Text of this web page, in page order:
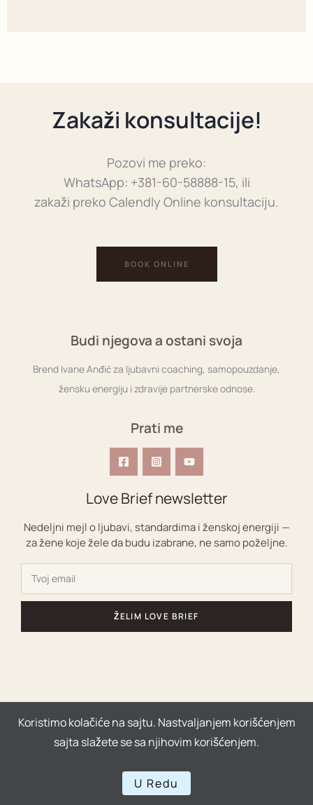
Zakaži konsultacije!
Pozovi me preko:
WhatsApp: +381-60-58888-15, ili
zakaži preko Calendly Online konsultaciju.
BOOK ONLINE
Budi njegova a ostani svoja
Brend Ivane Anđić za ljubavni coaching, samopouzdanje,
žensku energiju i zdravije partnerske odnose.
Prati me
Love Brief newsletter
Nedeljni mejl o ljubavi, standardima i ženskoj energiji —
za žene koje žele da budu izabrane, ne samo poželjne.
ŽELIM LOVE BRIEF
žene|
Koristimo kolačiće na sajtu. Nastvaljanjem korišćenjem
sajta slažete se sa njihovim korišćenjem.
U Redu